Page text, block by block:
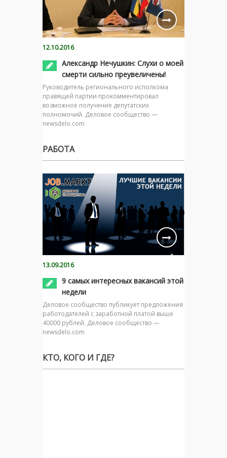
12.10.2016
Александр Нечушкин: Слухи о моей
смерти сильно преувеличены!
Руководитель регионального исполкома
правящей партии прокомментировал
возможное получение депутатских
полномочий. Деловое сообщество —
newsdelo.com
РАБОТА
13.09.2016
9 самых интересных вакансий этой
недели
Деловое сообщество публикует предложения
работодателей с заработной платой выше
40000 рублей. Деловое сообщество —
newsdelo.com
КТО, КОГО И ГДЕ?